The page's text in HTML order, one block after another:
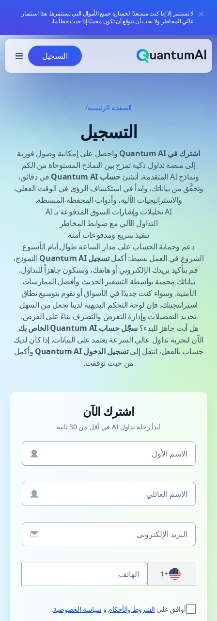
لا تستثمر إلا إذا كنت مستعدًا لخسارة جميع الأموال التي تستثمرها. هذا استثمار
عالي المخاطر ولا يجب أن تتوقع أن تكون محميًا إذا حدث خطأ ما.
تخطي إلى المحتوى
التسجيل
الصفحة الرئيسية/
التسجيل
اشترك في Quantum AI
واحصل على إمكانية وصول فورية
إلى منصة تداول ذكية تمزج بين النماذج المستوحاة من الكم
ونماذج AI المتقدمة. أنشئ
حساب Quantum AI
في دقائق،
وتحقَّق من بياناتك، وابدأ في استكشاف الرؤى في الوقت الفعلي،
والاستراتيجيات الآلية، وأدوات المحفظة المبسطة.
AI تحليلات وإشارات السوق المدفوعة بـ AI
التداول الآلي مع ضوابط المخاطر
تنفيذ سريع ومدفوعات آمنة
دعم وحماية الحساب على مدار الساعة طوال أيام الأسبوع
الشروع في العمل بسيط: أكملتسجيل Quantum AI
النموذج،
قم بتأكيد بريدك الإلكتروني أو هاتفك، وستكون جاهزاً للتداول.
بياناتك محمية بواسطة التشفير الحديث وأفضل الممارسات
الأمنية. وسواء كنت جديدًا في الأسواق أو تقوم بتوسيع نطاق
استراتيجيتك، فإن لوحة التحكم البديهية لدينا تجعل من السهل
تحديد التفضيلات وإدارة التعرض والتصرف بناءً على الفرص.
هل أنت جاهز للبدء؟ سجّل حساب Quantum AI الخاص بك
الآن لتجربة تداول عالي السرعة يعتمد على البيانات. إذا كان لديك
حساب بالفعل، انتقل إلىتسجيل الدخول Quantum AI
وأكمل
من حيث توقفت.
اشترك الآن
ابدأ رحلة تداول AI في أقل من 30 ثانية
+1
أوافق على الشروط والأحكام و سياسة الخصوصية.